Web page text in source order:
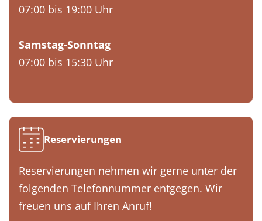
07:00 bis 19:00 Uhr
Samstag-Sonntag
07:00 bis 15:30 Uhr
Reservierungen
Reservierungen nehmen wir gerne unter der
folgenden Telefonnummer entgegen. Wir
freuen uns auf Ihren Anruf!